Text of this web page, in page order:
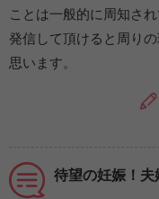
ことは一般的に周知さ
発信して頂けると周り
思います。
待望の妊娠！夫